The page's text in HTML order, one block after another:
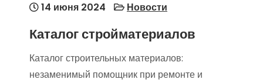
14 июня 2024 Новости
Каталог стройматериалов
Каталог строительных материалов:
незаменимый помощник при ремонте и